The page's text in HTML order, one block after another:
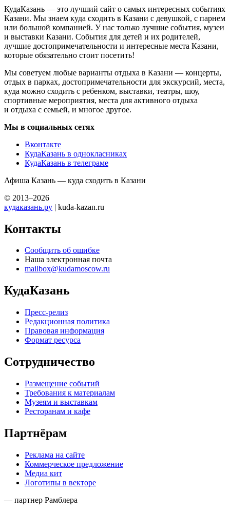
КудаКазань — это лучший сайт о самых интересных событиях
Казани. Мы знаем куда сходить в Казани с девушкой, с парнем
или большой компанией. У нас только лучшие события, музеи
и выставки Казани. События для детей и их родителей,
лучшие достопримечательности и интересные места Казани,
которые обязательно стоит посетить!
Мы советуем любые варианты отдыха в Казани — концерты,
отдых в парках, достопримечательности для экскурсий, места,
куда можно сходить с ребенком, выставки, театры, шоу,
спортивные мероприятия, места для активного отдыха
и отдыха с семьей, и многое другое.
Мы в социальных сетях
Вконтакте
КудаКазань в однокласниках
КудаКазань в телеграме
Афиша Казань — куда сходить в Казани
© 2013–2026
кудаказань.ру | kuda-kazan.ru
Контакты
Сообщить об ошибке
Наша электронная почта
mailbox@kudamoscow.ru
КудаКазань
Пресс-релиз
Редакционная политика
Правовая информация
Формат ресурса
Сотрудничество
Размещение событий
Требования к материалам
Музеям и выставкам
Ресторанам и кафе
Партнёрам
Реклама на сайте
Коммерческое предложение
Медиа кит
Логотипы в векторе
— партнер Рамблера